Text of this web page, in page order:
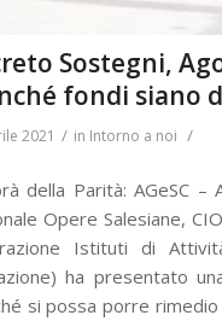
Sostegni,
fondi siano
2021 / in Intorno a noi /
della Parità: AGeSC
Opere Salesiane,
Istituti di
ha presentato
si possa porre